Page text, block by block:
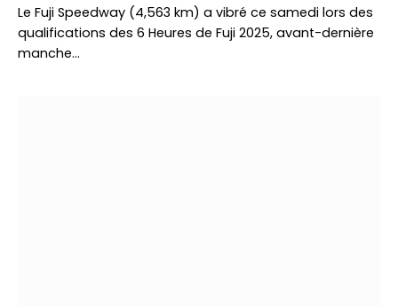
Le Fuji Speedway (4,563 km) a vibré ce samedi lors des
qualifications des 6 Heures de Fuji 2025, avant-dernière
manche…